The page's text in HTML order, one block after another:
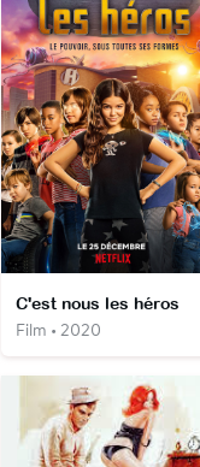
C'est nous les héros
Film • 2020